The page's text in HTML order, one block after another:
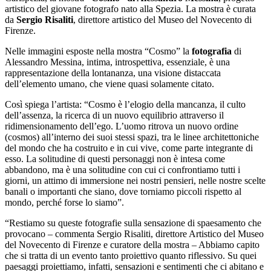
artistico del giovane fotografo nato alla Spezia. La mostra è curata
da Sergio Risaliti, direttore artistico del Museo del Novecento di
Firenze.
Nelle immagini esposte nella mostra “Cosmo” la fotografia di
Alessandro Messina, intima, introspettiva, essenziale, è una
rappresentazione della lontananza, una visione distaccata
dell’elemento umano, che viene quasi solamente citato.
Così spiega l’artista: “Cosmo è l’elogio della mancanza, il culto
dell’assenza, la ricerca di un nuovo equilibrio attraverso il
ridimensionamento dell’ego. L’uomo ritrova un nuovo ordine
(cosmos) all’interno dei suoi stessi spazi, tra le linee architettoniche
del mondo che ha costruito e in cui vive, come parte integrante di
esso. La solitudine di questi personaggi non è intesa come
abbandono, ma è una solitudine con cui ci confrontiamo tutti i
giorni, un attimo di immersione nei nostri pensieri, nelle nostre scelte
banali o importanti che siano, dove torniamo piccoli rispetto al
mondo, perché forse lo siamo”.
“Restiamo su queste fotografie sulla sensazione di spaesamento che
provocano – commenta Sergio Risaliti, direttore Artistico del Museo
del Novecento di Firenze e curatore della mostra – Abbiamo capito
che si tratta di un evento tanto proiettivo quanto riflessivo. Su quei
paesaggi proiettiamo, infatti, sensazioni e sentimenti che ci abitano e